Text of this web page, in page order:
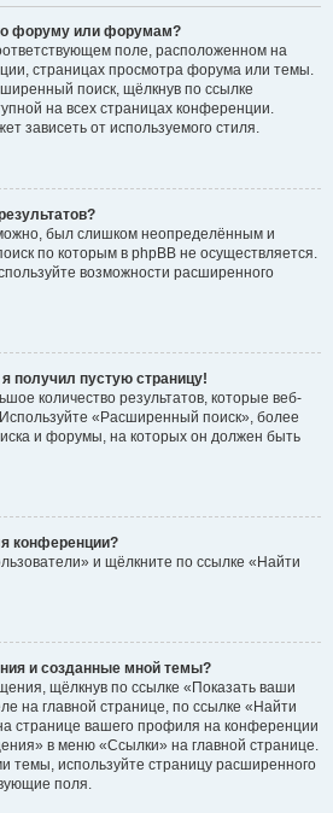
форуму или форумам?
поле, расположенном на
страницах просмотра форума или темы.
поиск, щёлкнув по ссылке
на всех страницах конференции.
зависеть от используемого стиля.
был слишком неопределённым и
по которым в phpBB не осуществляется.
возможности расширенного
получил пустую страницу!
количество результатов, которые веб-
«Расширенный поиск», более
и форумы, на которых он должен быть
конференции?
и щёлкните по ссылке «Найти
и созданные мной темы?
щёлкнув по ссылке «Показать ваши
на главной странице, по ссылке «Найти
странице вашего профиля на конференции
в меню «Ссылки» на главной странице.
темы, используйте страницу расширенного
поля.